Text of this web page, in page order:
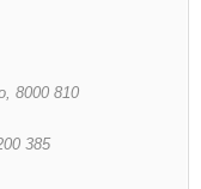
8000 810
385